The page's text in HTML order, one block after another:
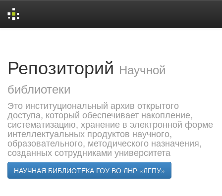
Репозиторий Научной
библиотеки
Это институциональный архив открытого
доступа, который обеспечивает накопление,
систематизацию, хранение в электронной форме
интеллектуальных продуктов научного,
образовательного, методического назначения,
созданных сотрудниками университета
НАУЧНАЯ БИБЛИОТЕКА ГОУ ВО ЛНР «ЛГПУ»